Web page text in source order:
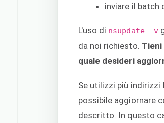
inviare il batch
L'uso di nsupdate -v
da noi richiesto.
quale desideri
Se utilizzi più
possibile aggiornare
descritto. In questo